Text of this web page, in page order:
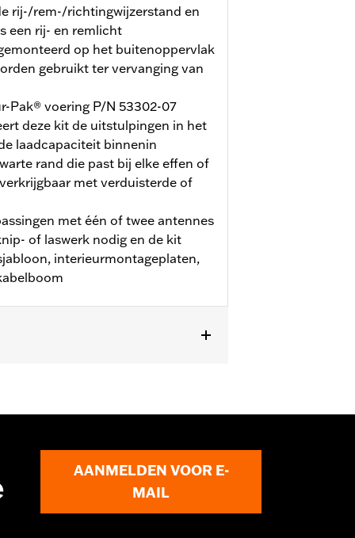
rij-/rem-/richtingwijzerstand en
een rij- en remlicht
op het buitenoppervlak
gebruikt ter vervanging van
Pak® voering P/N 53302-07
deze kit de uitstulpingen in het
laadcapaciteit binnenin
rand die past bij elke effen of
met verduisterde of
met één of twee antennes
of laswerk nodig en de kit
interieurmontageplaten,
AANMELDEN VOOR E-
MAIL